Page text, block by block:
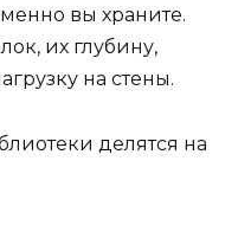
вы храните.
их глубину,
на стены.
делятся на